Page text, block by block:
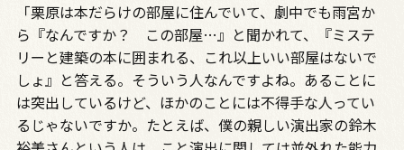
「栗原は本だらけの部屋に住んでいて、劇中でも雨宮か
ら『なんですか？ この部屋…』と聞かれて、『ミステ
リーと建築の本に囲まれる、これ以上いい部屋はないで
しょ』と答える。そういう人なんですよね。あることに
は突出しているけど、ほかのことには不得手な人ってい
るじゃないですか。たとえば、僕の親しい演出家の鈴木